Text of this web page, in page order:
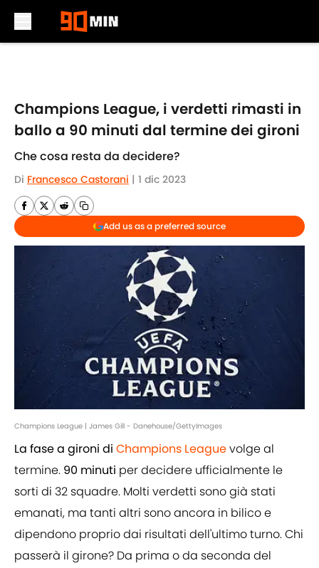
Champions League, i verdetti rimasti in
ballo a 90 minuti dal termine dei gironi
Che cosa resta da decidere?
Di Francesco Castorani | 1 dic 2023
Add us as a preferred source
Champions League | James Gill - Danehouse/GettyImages
La fase a gironi di Champions Leaguevolge al
termine. 90 minuti per decidere ufficialmente le
sorti di 32 squadre. Molti verdetti sono già stati
emanati, ma tanti altri sono ancora in bilico e
dipendono proprio dai risultati dell'ultimo turno. Chi
passerà il girone? Da prima o da seconda del